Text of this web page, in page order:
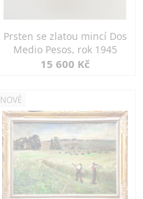
Prsten se zlatou mincí Dos
Medio Pesos, rok 1945
15 600 Kč
NOVÉ